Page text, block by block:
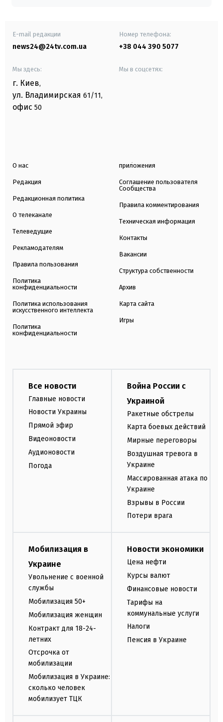
E-mail редакции
news24@24tv.com.ua
Номер телефона:
+38 044 390 5077
Мы здесь:
г. Киев,
ул. Владимирская 61/11,
офис 50
Мы в соцсетях:
О нас
Редакция
Редакционная политика
О телеканале
Телеведущие
Рекламодателям
Правила пользования
Политика
конфиденциальности
Политика использования
искусственного интеллекта
Политика
конфиденциальности
приложения
Соглашение пользователя
Сообщества
Правила комментирования
Техническая информация
Контакты
Вакансии
Структура собственности
Архив
Карта сайта
Игры
Все новости
Главные новости
Новости Украины
Прямой эфир
Видеоновости
Аудионовости
Погода
Война России с
Украиной
Ракетные обстрелы
Карта боевых действий
Мирные переговоры
Воздушная тревога в
Украине
Массированная атака по
Украине
Взрывы в России
Потери врага
Мобилизация в
Украине
Увольнение с военной
службы
Мобилизация 50+
Мобилизация женщин
Контракт для 18-24-
летних
Отсрочка от
мобилизации
Мобилизация в Украине:
сколько человек
мобилизует ТЦК
Новости экономики
Цена нефти
Курсы валют
Финансовые новости
Тарифы на
коммунальные услуги
Налоги
Пенсия в Украине